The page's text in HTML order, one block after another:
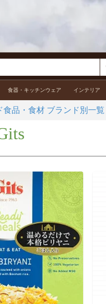
食器・キッチンウェア インテリア
食品・食材 ブランド別一覧